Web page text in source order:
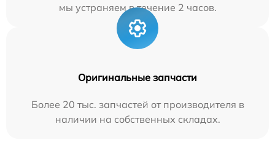
мы устраняем в течение 2 часов.
Оригинальные запчасти
Более 20 тыс. запчастей от производителя в
наличии на собственных складах.